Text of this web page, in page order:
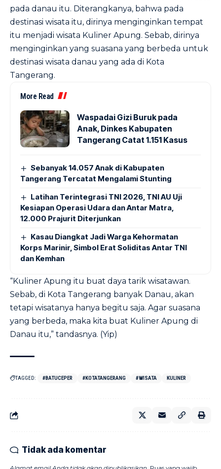
pada danau itu. Diterangkanya, bahwa pada
destinasi wisata itu, dirinya menginginkan tempat
itu menjadi wisata Kuliner Apung. Sebab, dirinya
menginginkan yang suasana yang berbeda untuk
destinasi wisata danau yang ada di Kota
Tangerang.
More Read
Waspadai Gizi Buruk pada
Anak, Dinkes Kabupaten
Tangerang Catat 1.151 Kasus
Sebanyak 14.057 Anak di Kabupaten
Tangerang Tercatat Mengalami Stunting
Latihan Terintegrasi TNI 2026, TNI AU Uji
Kesiapan Operasi Udara dan Antar Matra,
12.000 Prajurit Diterjunkan
Kasau Diangkat Jadi Warga Kehormatan
Korps Marinir, Simbol Erat Soliditas Antar TNI
dan Kemhan
“Kuliner Apung itu buat daya tarik wisatawan.
Sebab, di Kota Tangerang banyak Danau, akan
tetapi wisatanya hanya begitu saja. Agar suasana
yang berbeda, maka kita buat Kuliner Apung di
Danau itu,” tandasnya. (Yip)
TAGGED: #BATUCEPER #KOTATANGERANG #WISATA KULINER
Tidak ada komentar